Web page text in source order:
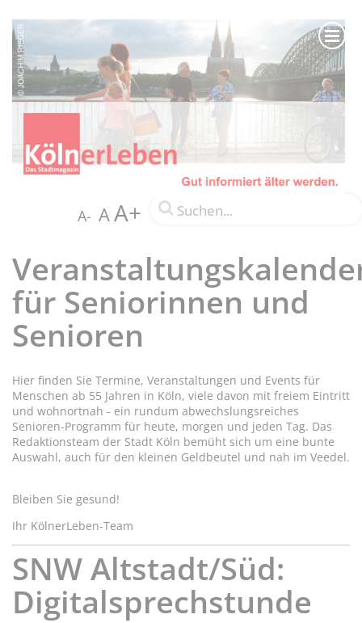
A- AA+
für Seniorinnen und
Senioren
Hier finden Sie Termine, Veranstaltungen und Events für
Menschen ab 55 Jahren in Köln, viele davon mit freiem Eintritt
und wohnortnah - ein rundum abwechslungsreiches
Senioren-Programm für heute, morgen und jeden Tag. Das
Redaktionsteam der Stadt Köln bemüht sich um eine bunte
Auswahl, auch für den kleinen Geldbeutel und nah im Veedel.
Bleiben Sie gesund!
Ihr KölnerLeben-Team
SNW Altstadt/Süd:
Digitalsprechstunde